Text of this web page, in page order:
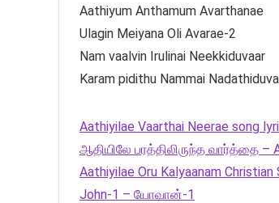
Aathiyum Anthamum Avarthanae
Ulagin Meiyana Oli Avarae-2
Nam vaalvin Irulinai Neekkiduvaar
Karam pidithu Nammai
Aathiyilae Vaarthai Neerae song
ஆதியிலே பரத்திலிருந்த வார்த்தை –
Aathiyilae Oru Kalyaanam Christian
John-1 – யோவான்-1